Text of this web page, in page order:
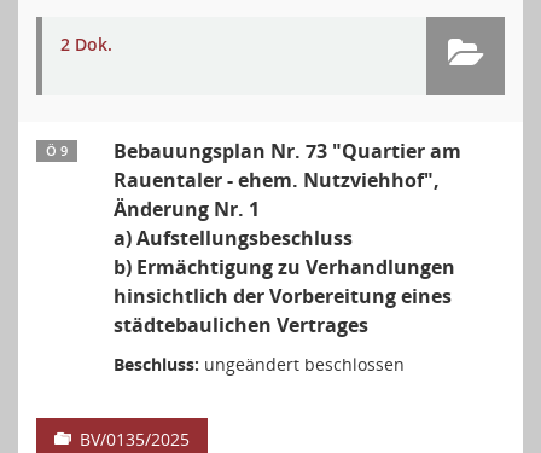
2 Dok.
Ö 9
Bebauungsplan Nr. 73 "Quartier am
Rauentaler - ehem. Nutzviehhof",
Änderung Nr. 1
a) Aufstellungsbeschluss
b) Ermächtigung zu Verhandlungen
hinsichtlich der Vorbereitung eines
städtebaulichen Vertrages
Beschluss: ungeändert beschlossen
BV/0135/2025